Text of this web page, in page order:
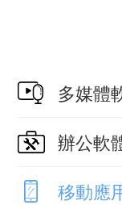
多媒體
辦公軟
移動應